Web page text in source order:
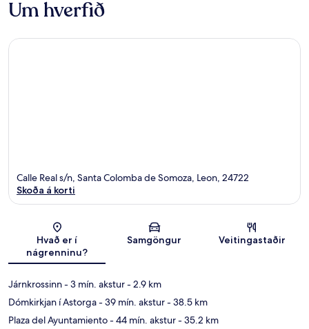
Um hverfið
Kort
Calle Real s/n, Santa Colomba de Somoza, Leon, 24722
Skoða á korti
Hvað er í
nágrenninu?
Samgöngur Veitingastaðir
Járnkrossinn- 3 mín. akstur- 2.9 km
Dómkirkjan í Astorga- 39 mín. akstur- 38.5 km
Plaza del Ayuntamiento- 44 mín. akstur- 35.2 km